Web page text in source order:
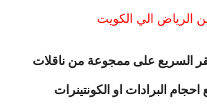
الي الكويت
السريع على ممجوعة من ناقلات
احجام البرادات او الكونتينرات